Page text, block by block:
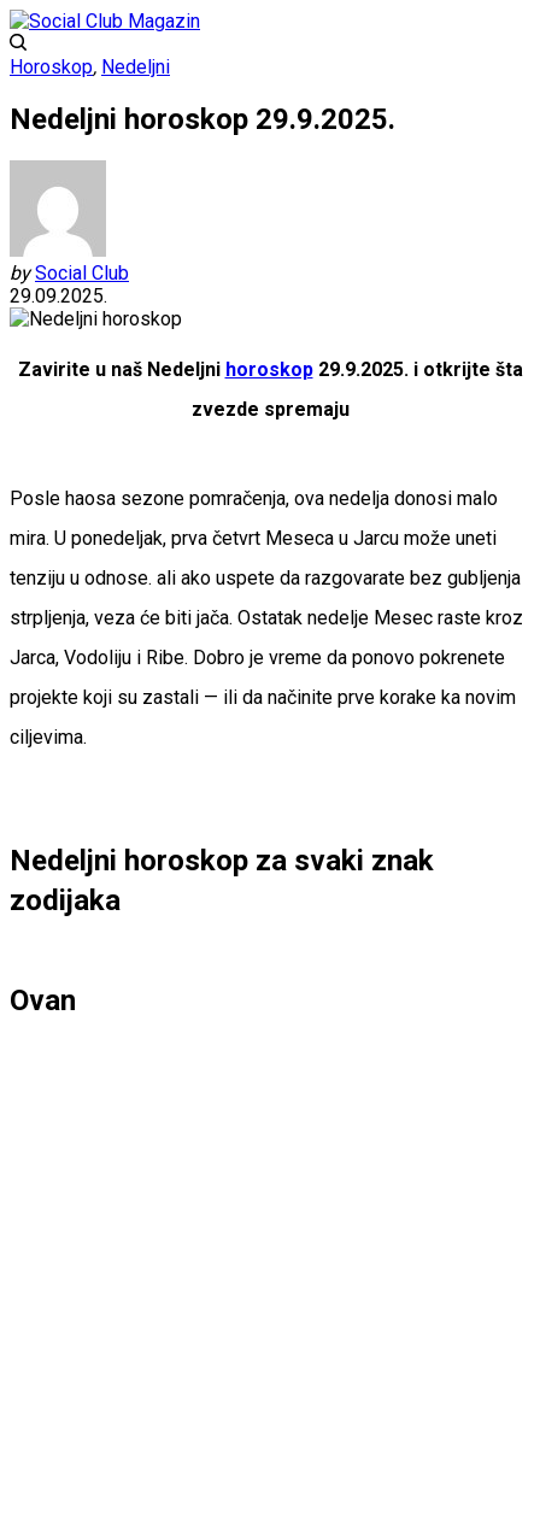
Horoskop, Nedeljni
Nedeljni horoskop 29.9.2025.
by Social Club
29.09.2025.
Zavirite u naš Nedeljni horoskop29.9.2025. i otkrijte šta
zvezde spremaju
Posle haosa sezone pomračenja, ova nedelja donosi malo
mira. U ponedeljak, prva četvrt Meseca u Jarcu može uneti
tenziju u odnose. ali ako uspete da razgovarate bez gubljenja
strpljenja, veza će biti jača. Ostatak nedelje Mesec raste kroz
Jarca, Vodoliju i Ribe. Dobro je vreme da ponovo pokrenete
projekte koji su zastali — ili da načinite prve korake ka novim
ciljevima.
Nedeljni horoskop za svaki znak
zodijaka
Ovan